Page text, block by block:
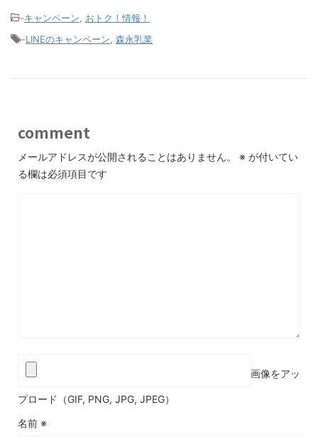
-キャンペーン
おトク！情報！
-LINEのキャンペーン 森永乳業
comment
メールアドレスが公開されることはありません。 ※ が付いてい
る欄は必須項目です
画像をアッ
プロード（GIF, PNG, JPG, JPEG）
名前 ※